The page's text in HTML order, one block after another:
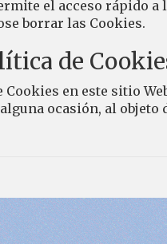
el acceso rápido
borrar las Cookies.
de
en este sitio
ocasión, al